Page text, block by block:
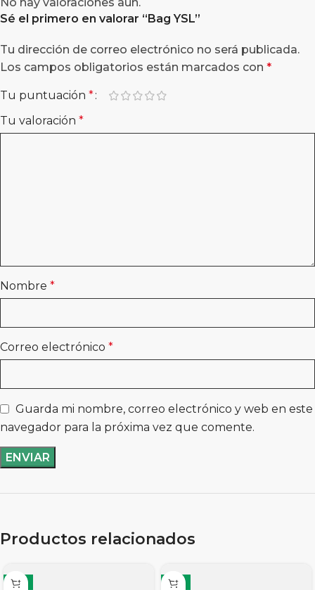
Sé el primero en valorar “Bag YSL”
Tu dirección de correo electrónico no será publicada.
Los campos obligatorios están marcados con *
Tu puntuación *
Tu valoración *
Nombre *
Correo electrónico *
Guarda mi nombre, correo electrónico y web en este
navegador para la próxima vez que comente.
Productos relacionados
-11% -11%